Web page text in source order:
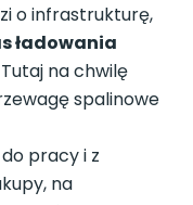
o infrastrukturę,
ładowania
Tutaj na chwilę
spalinowe
pracy i z
na